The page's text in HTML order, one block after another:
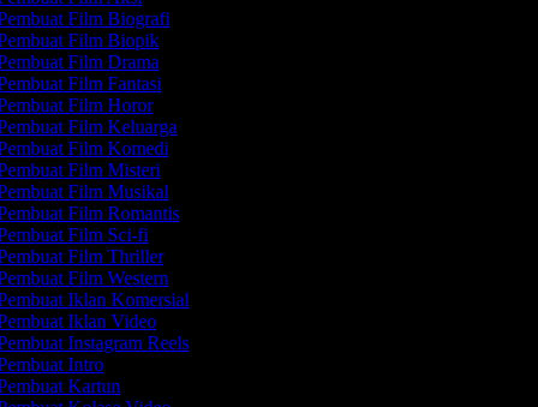
Film Biografi
Film Biopik
Film Drama
Film Fantasi
Film Horor
Film Keluarga
Film Komedi
Film Misteri
Film Musikal
Film Romantis
Film Sci-fi
Film Thriller
Film Western
Iklan Komersial
Iklan Video
Instagram Reels
Intro
Kartun